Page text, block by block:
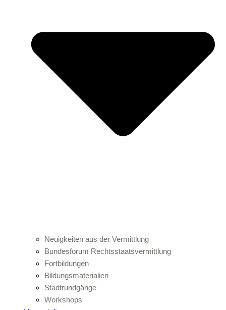
Neuigkeiten aus der Vermittlung
Bundesforum Rechtsstaatsvermittlung
Fortbildungen
Bildungsmaterialien
Stadtrundgänge
Workshops